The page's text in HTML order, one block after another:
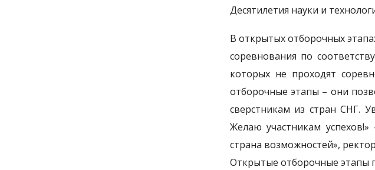
Десятилетия науки и
В открытых отборочных
соревнования по
которых не проходят
отборочные этапы – они
сверстникам из стран СНГ.
Желаю участникам
страна возможностей»,
Открытые отборочные этапы